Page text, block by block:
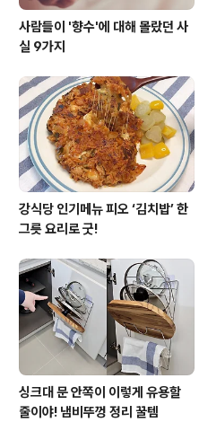
사람들이 '향수'에 대해 몰랐던 사
실 9가지
강식당 인기메뉴 피오 ‘김치밥’ 한
그릇 요리로 굿!
싱크대 문 안쪽이 이렇게 유용할
줄이야! 냄비뚜껑 정리 꿀템